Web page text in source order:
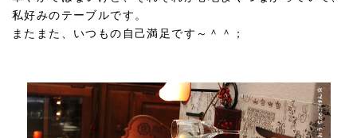
私好みのテーブルです。
またまた、いつもの自己満足です～＾＾；